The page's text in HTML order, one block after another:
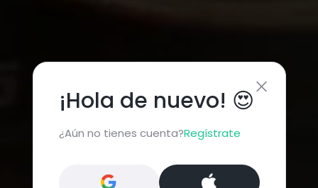
¡Hola de nuevo! 😍
¿Aún no tienes cuenta?Regístrate